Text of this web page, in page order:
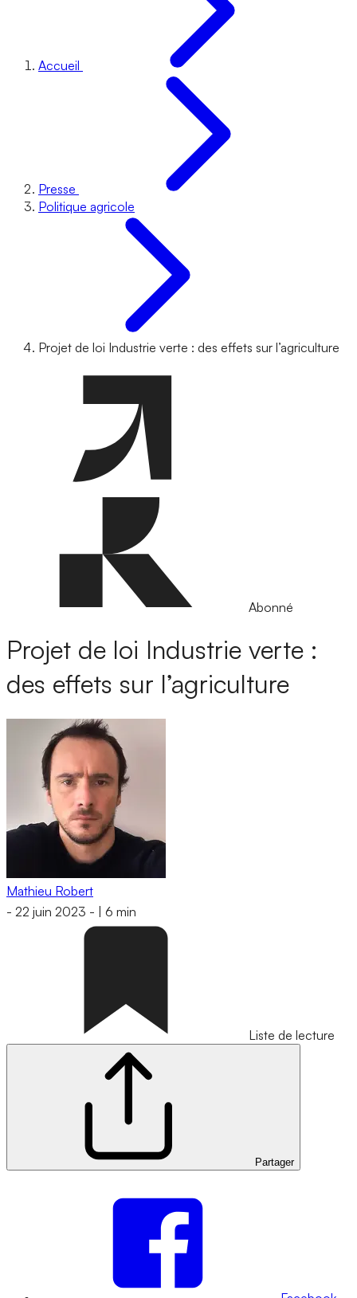
Accueil
Presse
Politique agricole
Projet de loi Industrie verte : des effets sur l’agriculture
Abonné
Projet de loi Industrie verte :
des effets sur l’agriculture
Mathieu Robert
- 22 juin 2023 - 6 min
Liste de lecture
Partager